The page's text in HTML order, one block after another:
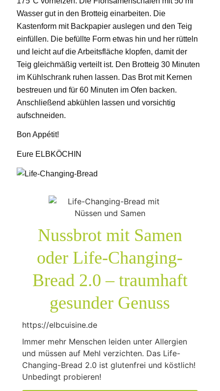
Wasser gut in den Brotteig einarbeiten. Die
Kastenform mit Backpapier auslegen und den Teig
einfüllen. Die befüllte Form etwas hin und her rütteln
und leicht auf die Arbeitsfläche klopfen, damit der
Teig gleichmäßig verteilt ist. Den Brotteig 30 Minuten
im Kühlschrank ruhen lassen. Das Brot mit Kernen
bestreuen und für 60 Minuten im Ofen backen.
Anschließend abkühlen lassen und vorsichtig
aufschneiden.
Bon Appétit!
Eure ELBKÖCHIN
Nussbrot mit Samen
oder Life-Changing-
Bread 2.0 – traumhaft
gesunder Genuss
https://elbcuisine.de
Immer mehr Menschen leiden unter Allergien
und müssen auf Mehl verzichten. Das Life-
Changing-Bread 2.0 ist glutenfrei und köstlich!
Unbedingt probieren!